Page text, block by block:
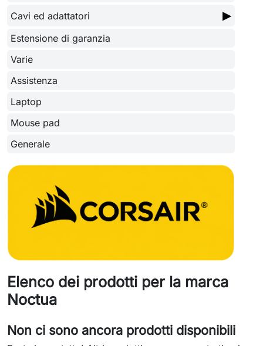
Cavi ed adattatori
▶
Estensione di garanzia
Varie
Assistenza
Laptop
Mouse pad
Generale
Elenco dei prodotti per la marca
Noctua
Non ci sono ancora prodotti disponibili